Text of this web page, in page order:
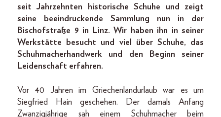
seit Jahrzehnten historische Schuhe und zeigt
seine beeindruckende Sammlung nun in der
Bischofstraße 9 in Linz. Wir haben ihn in seiner
Werkstätte besucht und viel über Schuhe, das
Schuhmacherhandwerk und den Beginn seiner
Leidenschaft erfahren.
Vor 40 Jahren im Griechenlandurlaub war es um
Siegfried Hain geschehen. Der damals Anfang
Zwanzigjährige sah einem Schuhmacher beim